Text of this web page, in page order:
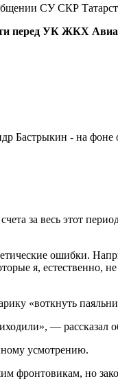
СУ СКР
перед УК ЖКХ
Бастрыкин - на фоне
за весь этот
ошибки.
я,
«воткнуть
— рассказал
усмотрению.
фронтовикам, но